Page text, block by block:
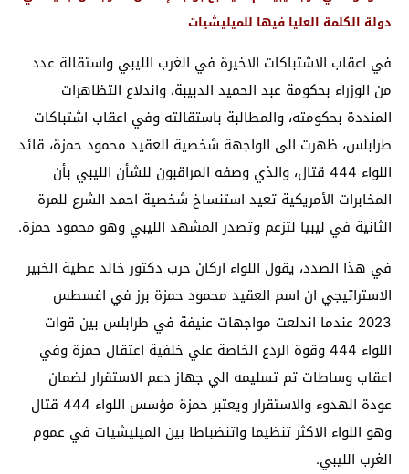
دولة الكلمة العليا فيها للميليشيات
في اعقاب الاشتباكات الاخيرة في الغرب الليبي واستقالة عدد
من الوزراء بحكومة عبد الحميد الدبيبة، واندلاع التظاهرات
المنددة بحكومته، والمطالبة باستقالته وفي اعقاب اشتباكات
طرابلس، ظهرت الى الواجهة شخصية العقيد محمود حمزة، قائد
اللواء 444 قتال، والذي وصفه المراقبون للشأن الليبي بأن
المخابرات الأمريكية تعيد استنساخ شخصية احمد الشرع للمرة
الثانية في ليبيا لتزعم وتصدر المشهد الليبي وهو محمود حمزة.
في هذا الصدد، يقول اللواء اركان حرب دكتور خالد عطية الخبير
الاستراتيجي ان اسم العقيد محمود حمزة برز في اغسطس
2023 عندما اندلعت مواجهات عنيفة في طرابلس بين قوات
اللواء 444 وقوة الردع الخاصة علي خلفية اعتقال حمزة وفي
اعقاب وساطات تم تسليمه الي جهاز دعم الاستقرار لضمان
عودة الهدوء والاستقرار ويعتبر حمزة مؤسس اللواء 444 قتال
وهو اللواء الاكثر تنظيما واتنضباطا بين الميليشيات في عموم
الغرب الليبي.